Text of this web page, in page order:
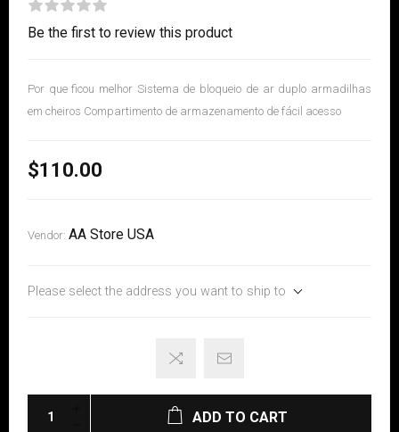
Be the first to review this product
Por que ficou melhor Sistema de bloqueio de ar duplo armadilhas
em cheiros Compartimento de armazenamento de fácil acesso
$110.00
Vendor: AA Store USA
Please select the address you want to ship to
ADD TO CART